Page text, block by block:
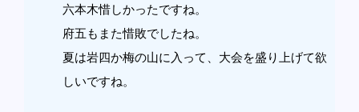
六本木惜しかったですね。
府五もまた惜敗でしたね。
夏は岩四か梅の山に入って、大会を盛り上げて欲
しいですね。